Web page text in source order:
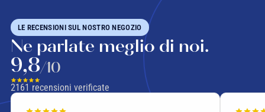
LE RECENSIONI SUL NOSTRO NEGOZIO
Ne parlate meglio di noi.
9,8/10
2161 recensioni verificate